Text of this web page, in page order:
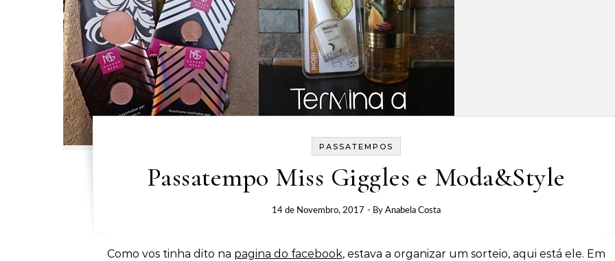
PASSATEMPOS
Passatempo Miss Giggles e Moda&Style
14 de Novembro, 2017 - By Anabela Costa
Como vos tinha dito na pagina do facebook, estava a organizar um sorteio, aqui está ele. Em